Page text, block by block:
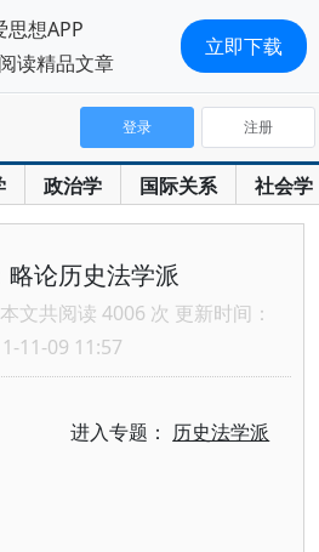
政治学 国际关系 社会学
登录 注册
略论历史法学派
本文共阅读 4006 次 更新时间：
11-09 11:57
进入专题： 历史法学派
思想APP
读精品文章
立即下载